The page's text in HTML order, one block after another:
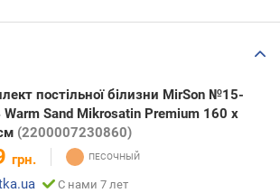
постільної білизни MirSon №15-
Warm Sand Mikrosatin Premium 160 x
(2200007230860)
грн.
С нами 7 лет